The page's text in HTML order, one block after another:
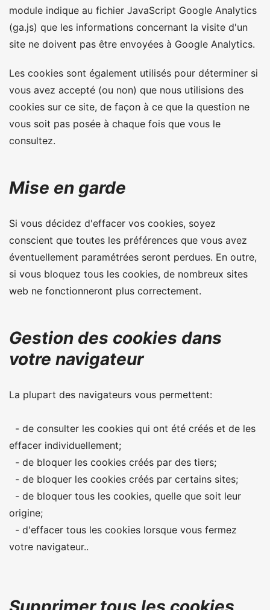
module indique au fichier JavaScript Google Analytics
(ga.js) que les informations concernant la visite d'un
site ne doivent pas être envoyées à Google Analytics.
Les cookies sont également utilisés pour déterminer si
vous avez accepté (ou non) que nous utilisions des
cookies sur ce site, de façon à ce que la question ne
vous soit pas posée à chaque fois que vous le
consultez.
Mise en garde
Si vous décidez d'effacer vos cookies, soyez
conscient que toutes les préférences que vous avez
éventuellement paramétrées seront perdues. En outre,
si vous bloquez tous les cookies, de nombreux sites
web ne fonctionneront plus correctement.
Gestion des cookies dans
votre navigateur
La plupart des navigateurs vous permettent:
- de consulter les cookies qui ont été créés et de les
effacer individuellement;
- de bloquer les cookies créés par des tiers;
- de bloquer les cookies créés par certains sites;
- de bloquer tous les cookies, quelle que soit leur
origine;
- d'effacer tous les cookies lorsque vous fermez
votre navigateur..